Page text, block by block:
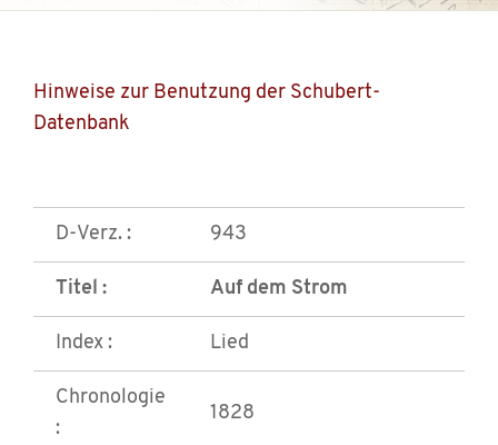
Hinweise zur Benutzung der Schubert-
Datenbank
D-Verz. : 943
Titel : Auf dem Strom
Index : Lied
Chronologie
:
1828